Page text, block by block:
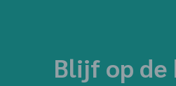
Blijf op de